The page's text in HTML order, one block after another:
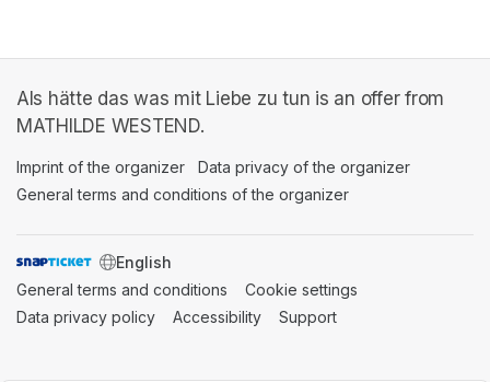
Als hätte das was mit Liebe zu tun is an offer from
MATHILDE WESTEND.
Imprint of the organizer (opens in a new tab)
Data privacy of the organizer
General terms and conditions of the organizer
SWITCH LANGUAGE
General terms and conditions (opens in a new tab)
Cookie settings
Data privacy policy (opens in a new tab)
Accessibility (opens in a new tab)
Support